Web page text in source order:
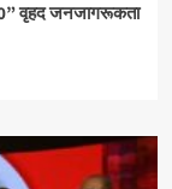
वृहद जनजागरूकता